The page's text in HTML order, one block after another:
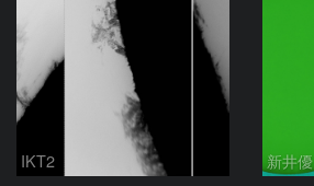
IKT2 新井優